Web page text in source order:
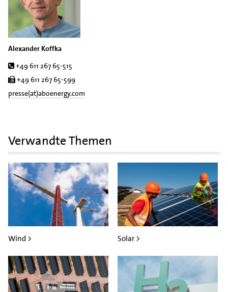
Alexander Koffka
Tel.
+49 611 267 65-515
Fax
+49 611 267 65-599
presse(at)aboenergy.com
Verwandte Themen
Wind > Solar >